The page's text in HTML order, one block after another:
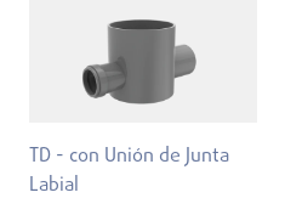
TD - con Unión de Junta
Labial